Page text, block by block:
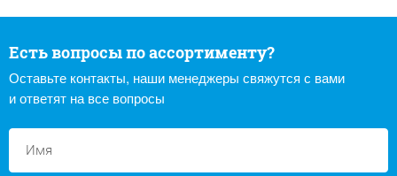
Есть вопросы по ассортименту?
Оставьте контакты, наши менеджеры свяжутся с вами
и ответят на все вопросы